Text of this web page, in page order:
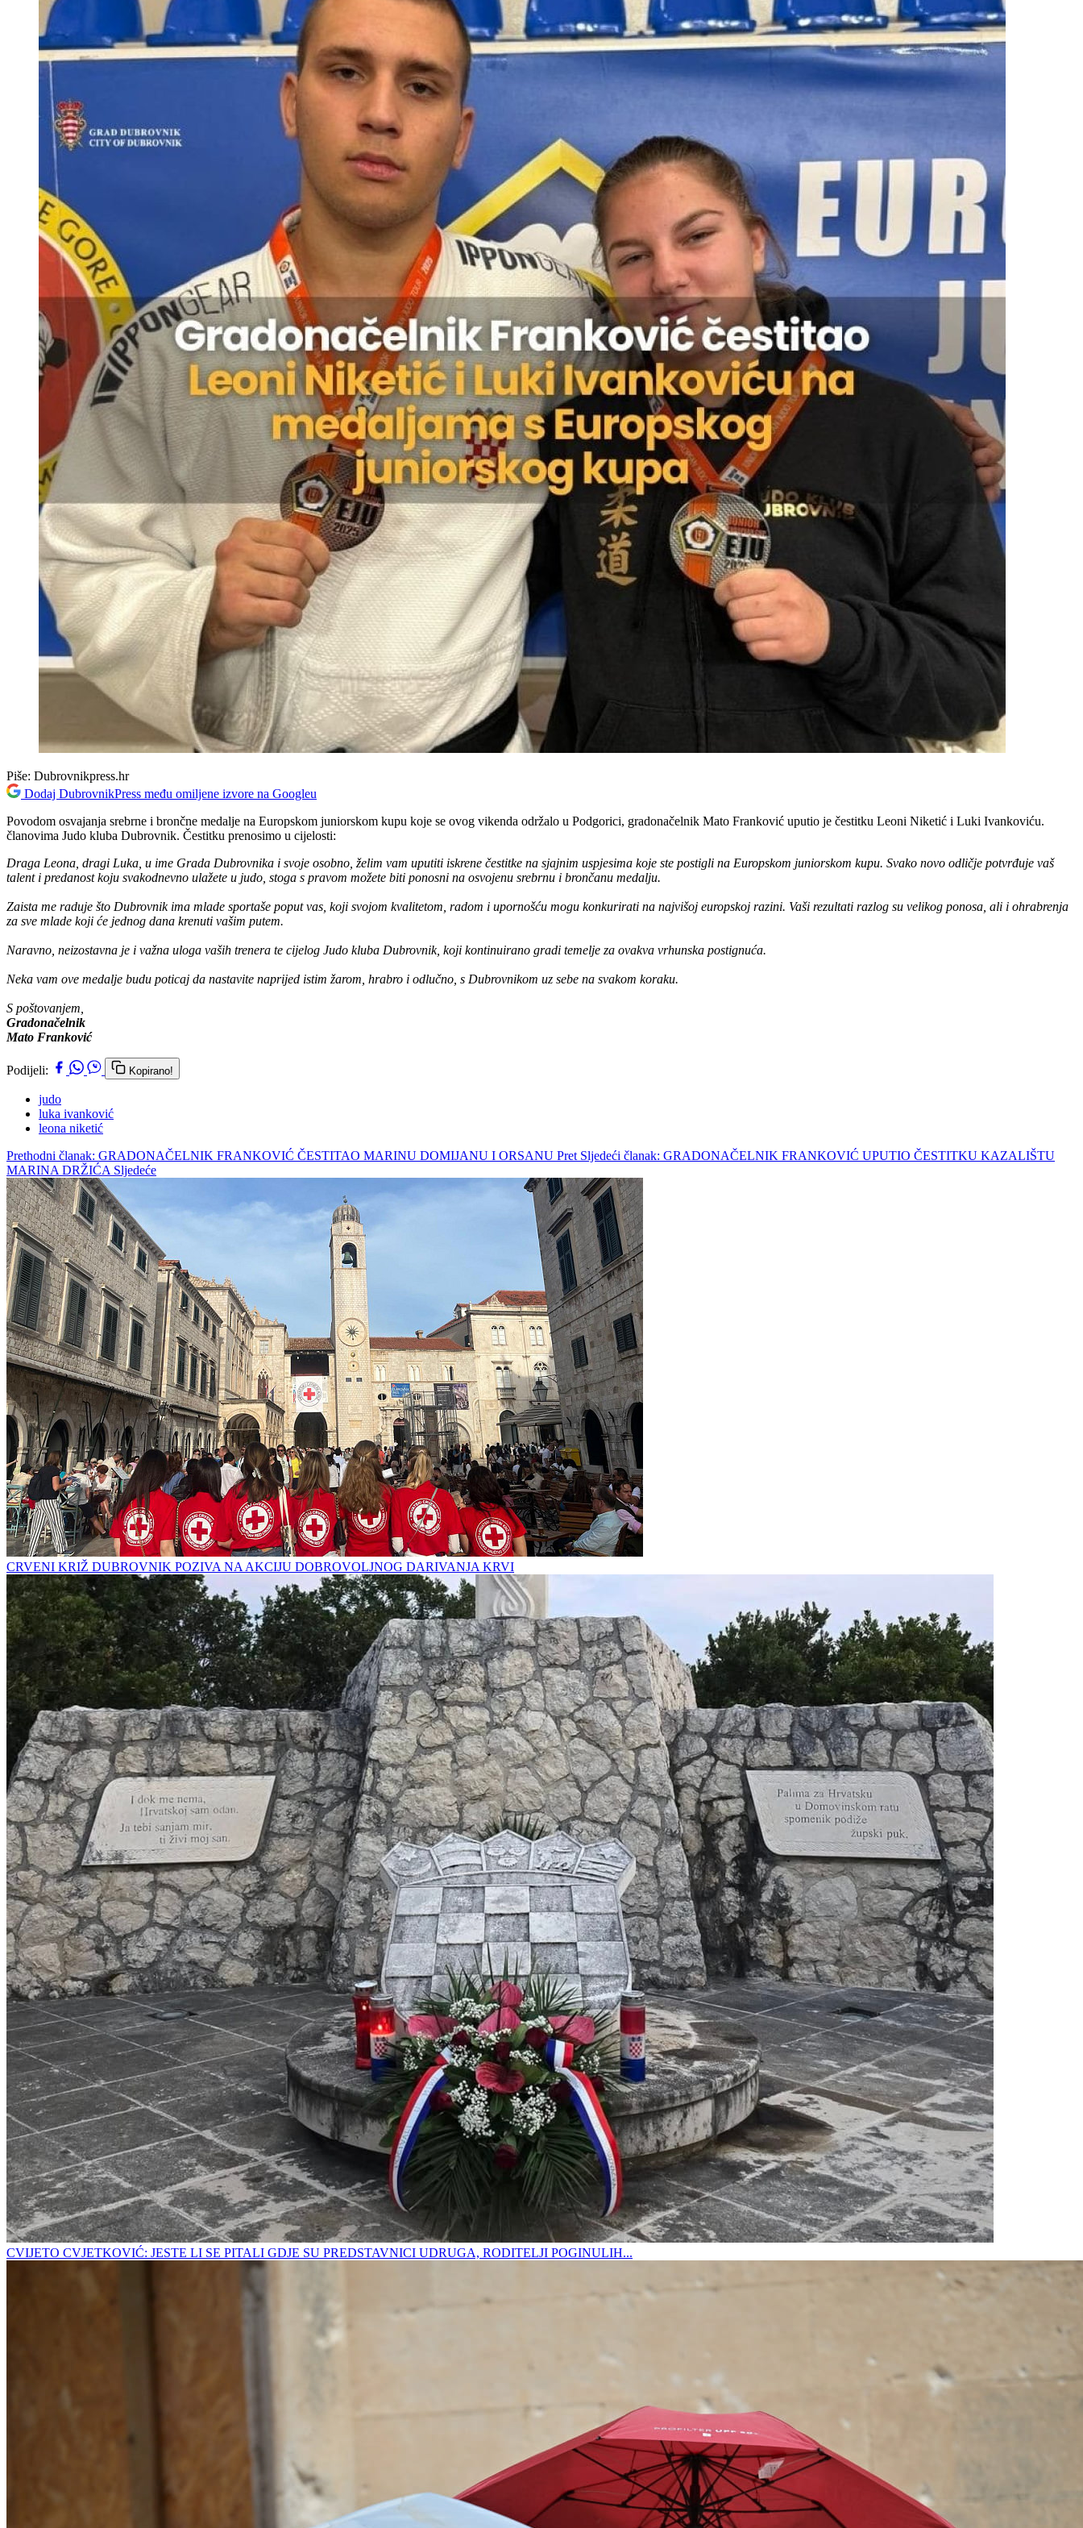
Piše: Dubrovnikpress.hr
Dodaj DubrovnikPress među omiljene izvore na Googleu
Povodom osvajanja srebrne i brončne medalje na Europskom juniorskom kupu koje se ovog vikenda održalo u Podgorici, gradonačelnik Mato Franković uputio je čestitku Leoni Niketić i Luki Ivankoviću.
članovima Judo kluba Dubrovnik. Čestitku prenosimo u cijelosti:
Draga Leona, dragi Luka, u ime Grada Dubrovnika i svoje osobno, želim vam uputiti iskrene čestitke na sjajnim uspjesima koje ste postigli na Europskom juniorskom kupu. Svako novo odličje potvrđuje vaš
talent i predanost koju svakodnevno ulažete u judo, stoga s pravom možete biti ponosni na osvojenu srebrnu i brončanu medalju.
Zaista me raduje što Dubrovnik ima mlade sportaše poput vas, koji svojom kvalitetom, radom i upornošću mogu konkurirati na najvišoj europskoj razini. Vaši rezultati razlog su velikog ponosa, ali i ohrabrenja
za sve mlade koji će jednog dana krenuti vašim putem.
Naravno, neizostavna je i važna uloga vaših trenera te cijelog Judo kluba Dubrovnik, koji kontinuirano gradi temelje za ovakva vrhunska postignuća.
Neka vam ove medalje budu poticaj da nastavite naprijed istim žarom, hrabro i odlučno, s Dubrovnikom uz sebe na svakom koraku.
S poštovanjem,
Gradonačelnik
Mato Franković
Podijeli: Kopirano!
judo
luka ivanković
leona niketić
Prethodni članak: GRADONAČELNIK FRANKOVIĆ ČESTITAO MARINU DOMIJANU I ORSANU Pret Sljedeći članak: GRADONAČELNIK FRANKOVIĆ UPUTIO ČESTITKU KAZALIŠTU
MARINA DRŽIĆA Sljedeće
CRVENI KRIŽ DUBROVNIK POZIVA NA AKCIJU DOBROVOLJNOG DARIVANJA KRVI
CVIJETO CVJETKOVIĆ: JESTE LI SE PITALI GDJE SU PREDSTAVNICI UDRUGA, RODITELJI POGINULIH...